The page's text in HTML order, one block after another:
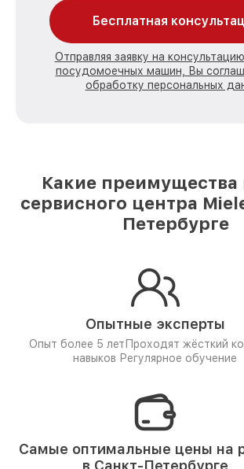
Бесплатная
Отправляя заявку на
посудомоечных машин, Вы
обработку персональных
Какие преимущества
сервисного центра
Петербурге
Опытные эксперты
Опыт более 5 лет Проходят жёсткий
навыков Регулярное обучение
Самые оптимальные цены на
в Санкт-Петербурге